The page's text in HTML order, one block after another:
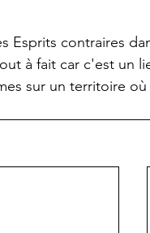
Esprits contraires
à fait car c'est un
sur un territoire